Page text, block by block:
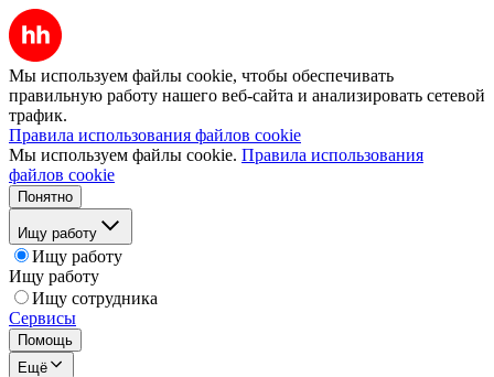
Мы используем файлы cookie, чтобы обеспечивать
правильную работу нашего веб-сайта и анализировать сетевой
трафик.
Правила использования файлов cookie
Мы используем файлы cookie. Правила использования
файлов cookie
Понятно
Ищу работу
Ищу работу
Ищу работу
Ищу сотрудника
Сервисы
Помощь
Ещё